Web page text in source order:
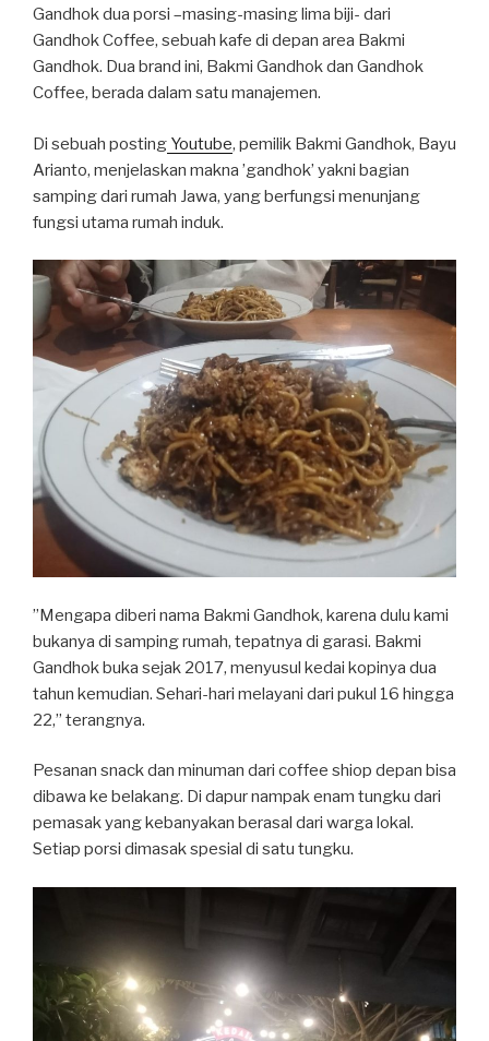
Gandhok dua porsi –masing-masing lima biji- dari
Gandhok Coffee, sebuah kafe di depan area Bakmi
Gandhok. Dua brand ini, Bakmi Gandhok dan Gandhok
Coffee, berada dalam satu manajemen.
Di sebuah posting Youtube, pemilik Bakmi Gandhok, Bayu
Arianto, menjelaskan makna ’gandhok’ yakni bagian
samping dari rumah Jawa, yang berfungsi menunjang
fungsi utama rumah induk.
”Mengapa diberi nama Bakmi Gandhok, karena dulu kami
bukanya di samping rumah, tepatnya di garasi. Bakmi
Gandhok buka sejak 2017, menyusul kedai kopinya dua
tahun kemudian. Sehari-hari melayani dari pukul 16 hingga
22,” terangnya.
Pesanan snack dan minuman dari coffee shiop depan bisa
dibawa ke belakang. Di dapur nampak enam tungku dari
pemasak yang kebanyakan berasal dari warga lokal.
Setiap porsi dimasak spesial di satu tungku.